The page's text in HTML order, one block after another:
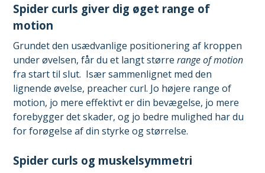
Spider curls giver dig øget range of
motion
Grundet den usædvanlige positionering af kroppen
under øvelsen, får du et langt størrerange of motion
fra start til slut. Især sammenlignet med den
lignende øvelse, preacher curl. Jo højere range of
motion, jo mere effektivt er din bevægelse, jo mere
forebygger det skader, og jo bedre mulighed har du
for forøgelse af din styrke og størrelse.
Spider curls og muskelsymmetri